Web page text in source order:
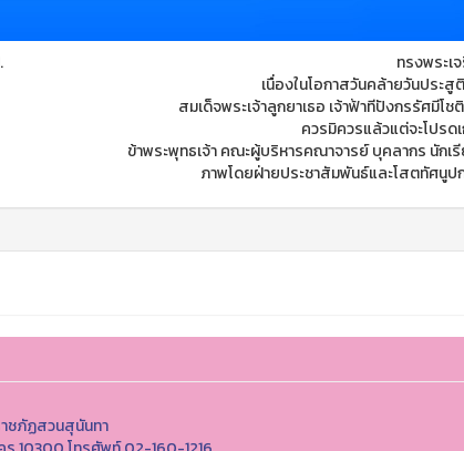
ทรงพระเ
เนื่องในโอกาสวันคล้ายวันประ
สมเด็จพระเจ้าลูกยาเธอ เจ้าฟ้าทีปังกรรัศมีโ
ควรมิควรแล้วแต่จะโปรด
ข้าพระพุทธเจ้า คณะผู้บริหารคณาจารย์ บุคลากร นัก
ภาพโดยฝ่ายประชาสัมพันธ์และโสตทัศนู
ชภัฏสวนสุนันทา